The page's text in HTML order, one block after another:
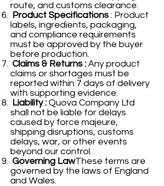
route, and customs clearance.
Product Specifications : Product
labels, ingredients, packaging,
and compliance requirements
must be approved by the buyer
before production.
Claims & Returns : Any product
claims or shortages must be
reported within 7 days of delivery
with supporting evidence.
Liability : Quova Company Ltd
shall not be liable for delays
caused by force majeure,
shipping disruptions, customs
delays, war, or other events
beyond our control.
Governing LawThese terms are
governed by the laws of England
and Wales.